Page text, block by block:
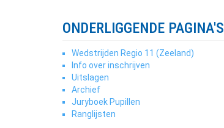
ONDERLIGGENDE PAGINA'S
Wedstrijden Regio 11 (Zeeland)
Info over inschrijven
Uitslagen
Archief
Juryboek Pupillen
Ranglijsten